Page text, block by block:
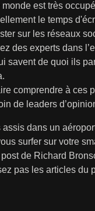
monde est très
le temps
sur les réseaux
des experts dans
savent de quoi ils
comprendre à ces
de leaders
dans un
surfer sur votre
de Richard
pas les articles du